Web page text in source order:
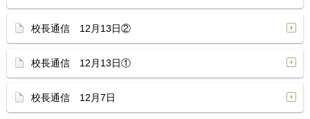
校長通信 12月13日②
校長通信 12月13日①
校長通信 12月7日